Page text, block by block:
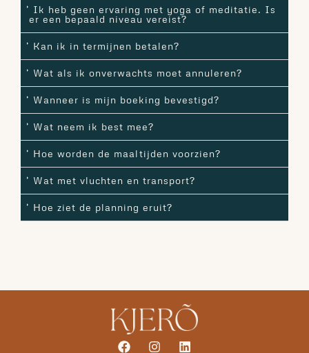
Ik heb geen ervaring met yoga of meditatie. Is
er een bepaald niveau vereist?
Kan ik in termijnen betalen?
Wat als ik onverwachts moet annuleren?
Wanneer is mijn boeking bevestigd?
Wat neem ik best mee?
Hoe worden de maaltijden voorzien?
Wat met vluchten en transport?
Hoe ziet de planning eruit?